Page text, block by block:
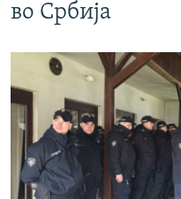
во Србија